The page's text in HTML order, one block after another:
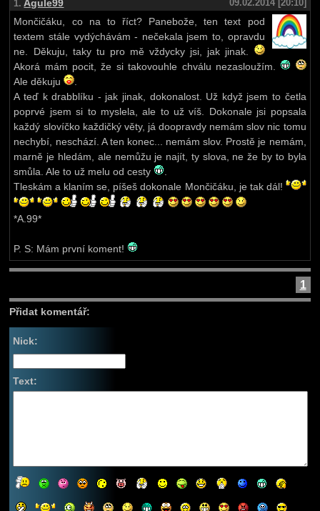
1. Agule99
09.02.2014 [20:10]
Mončičáku, co na to říct? Panebože, ten text pod
textem stále vydýchávám - nečekala jsem to, opravdu
ne. Děkuju, taky tu pro mě vždycky jsi, jak jinak.
Akorá mám pocit, že si takovouhle chválu nezasloužím.
Ale děkuju
.
A teď k drabblíku - jak jinak, dokonalost. Už když jsem to četla
poprvé jsem si to myslela, ale to už víš. Dokonale jsi popsala
každý slovíčko každičký věty, já doopravdy nemám slov nic tomu
nechybí, neschází. A ten konec... nemám slov. Prostě je nemám,
marně je hledám, ale nemůžu je najít, ty slova, ne že by to byla
smůla. Ale to už melu od cesty
.
Tleskám a klaním se, píšeš dokonale Mončičáku, je tak dál!
*A.99*
P. S: Mám první koment!
1
Přidat komentář:
Nick:
Text: